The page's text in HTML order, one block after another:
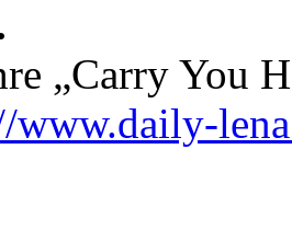
„Carry You
www.daily-